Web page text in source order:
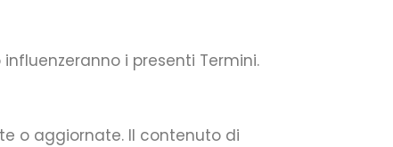
i presenti Termini.
o aggiornate. Il contenuto di